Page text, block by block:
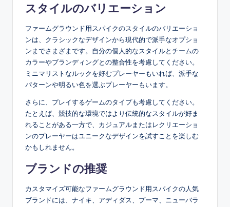
スタイルのバリエーション
ファームグラウンド用スパイクのスタイルのバリエーショ
ンは、クラシックなデザインから現代的で派手なオプショ
ンまでさまざまです。自分の個人的なスタイルとチームの
カラーやブランディングとの整合性を考慮してください。
ミニマリストなルックを好むプレーヤーもいれば、派手な
パターンや明るい色を選ぶプレーヤーもいます。
さらに、プレイするゲームのタイプも考慮してください。
たとえば、競技的な環境ではより伝統的なスタイルが好ま
れることがある一方で、カジュアルまたはレクリエーショ
ンのプレーヤーはユニークなデザインを試すことを楽しむ
かもしれません。
ブランドの推奨
カスタマイズ可能なファームグラウンド用スパイクの人気
ブランドには、ナイキ、アディダス、プーマ、ニューバラ